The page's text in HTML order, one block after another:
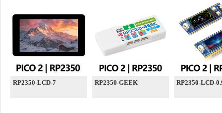
RP2350-LCD-7 RP2350-GEEK RP2350-LCD-